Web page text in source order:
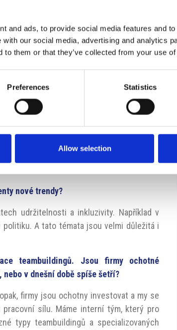
and ads, to provide social media features and
our social media, advertising and analytics
to them or that they’ve collected from your use
Preferences Statistics
Allow selection
je velmi úspěšná mezi zahraničními a
o nárůstu o 25-30 % oproti předchozím
při krátkých cestách je k dispozici mnoho
umělecká města. A to je pro nás velkou
připravené na přijetí tohoto firemního
pro pořádání akcí s desítkami lidí nebo
klientelu s velmi různorodými požadavky,
ultraluxus, a v tomto ohledu jsme se
jsou produkce vína a jídla s cateringem,
nové trendy?
udržitelnosti a inkluzivity. Například v
A tato témata jsou velmi důležitá i
teambuildingů.
Jsou firmy ochotné
v dnešní době spíše šetří?
firmy jsou ochotny investovat a my se
sílu. Máme interní tým, který pro
typy teambuildingů a specializovaných